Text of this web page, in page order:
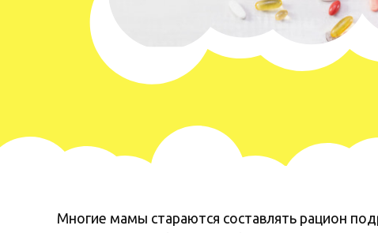
Многие мамы стараются составлять рацион